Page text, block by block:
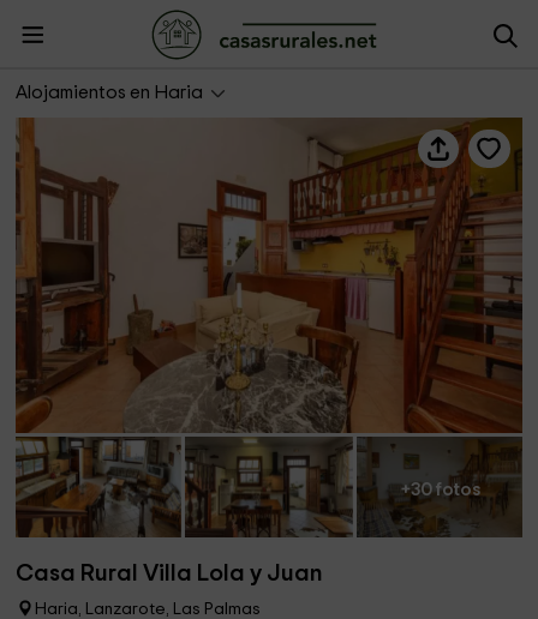
Alojamientos en Haria
Casa Rural Villa Lola y Juan
+30 fotos
Casa Rural Villa Lola y Juan
Haria, Lanzarote, Las Palmas